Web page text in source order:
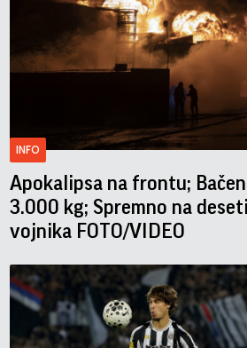
INFO
Apokalipsa na frontu;
3.000 kg; Spremno na
vojnika FOTO/VIDEO